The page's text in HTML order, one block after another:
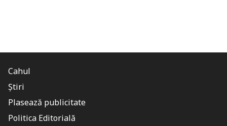
Cahul
Știri
Plasează publicitate
Politica Editorială